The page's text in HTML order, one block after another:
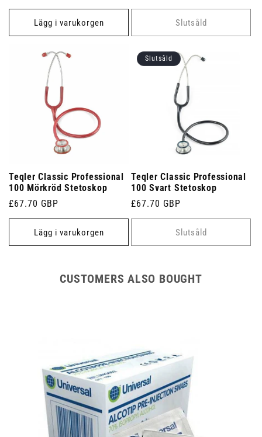
pris
Lägg i varukorgen
pris
Slutsåld
Teqler Classic Professional
100 Mörkröd Stetoskop
Ordinarie
pris
£67.70 GBP
Lägg i varukorgen
Slutsåld
Teqler Classic Professional
100 Svart Stetoskop
Ordinarie
pris
£67.70 GBP
Slutsåld
CUSTOMERS ALSO BOUGHT